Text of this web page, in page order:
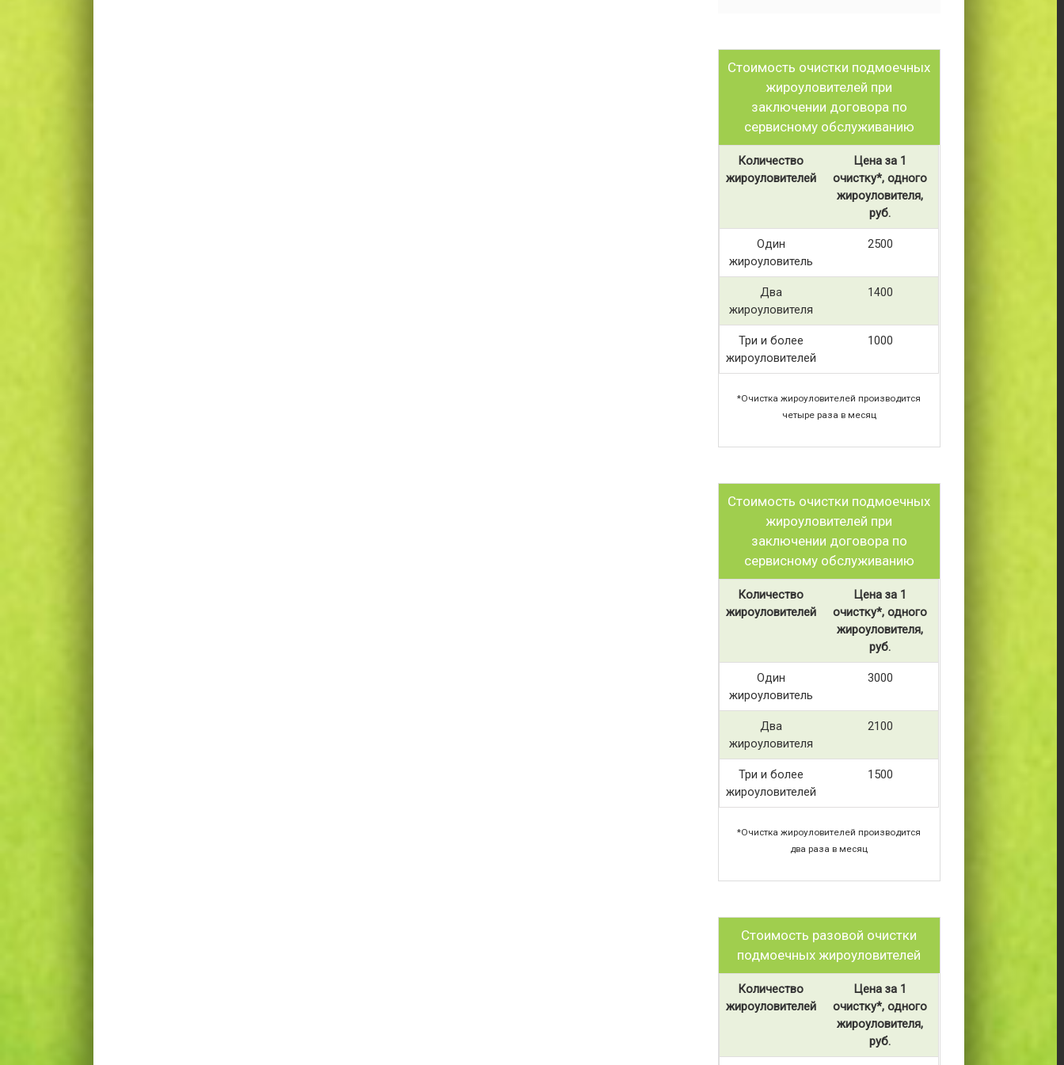
Стоимость очистки подмоечных
жироуловителей при
заключении договора по
сервисному обслуживанию
Количество
жироуловителей
Цена за 1
очистку*, одного
жироуловителя,
руб.
Один
жироуловитель
2500
Два
жироуловителя
1400
Три и более
жироуловителей
1000
*Очистка жироуловителей производится
четыре раза в месяц
Стоимость очистки подмоечных
жироуловителей при
заключении договора по
сервисному обслуживанию
Количество
жироуловителей
Цена за 1
очистку*, одного
жироуловителя,
руб.
Один
жироуловитель
3000
Два
жироуловителя
2100
Три и более
жироуловителей
1500
*Очистка жироуловителей производится
два раза в месяц
Стоимость разовой очистки
подмоечных жироуловителей
Количество
жироуловителей
Цена за 1
очистку*, одного
жироуловителя,
руб.